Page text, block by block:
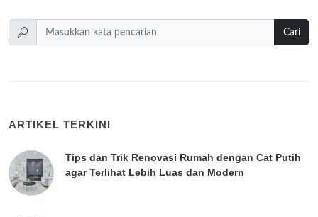
Cari
ARTIKEL TERKINI
Tips dan Trik Renovasi Rumah dengan Cat Putih
agar Terlihat Lebih Luas dan Modern